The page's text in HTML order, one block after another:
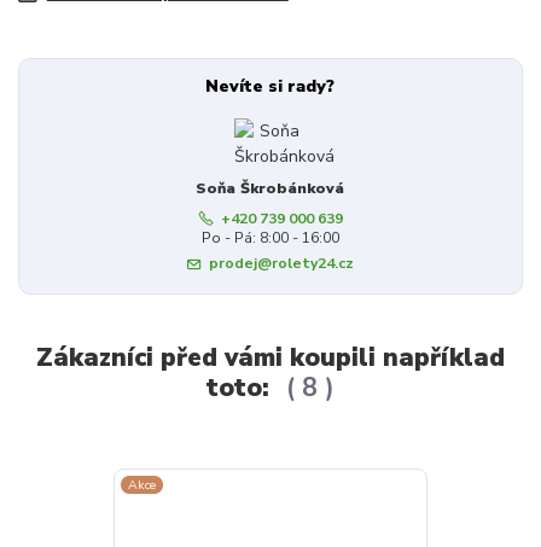
Nevíte si rady?
Soňa Škrobánková
+420 739 000 639
Po - Pá: 8:00 - 16:00
prodej@rolety24.cz
Zákazníci před vámi koupili například
toto:
8
Akce